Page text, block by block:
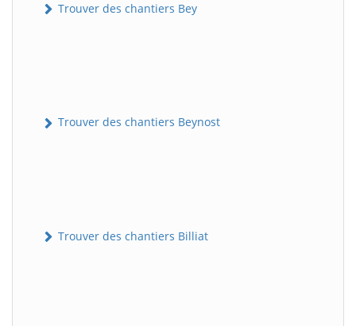
Trouver des chantiers Bey
Trouver des chantiers Beynost
Trouver des chantiers Billiat